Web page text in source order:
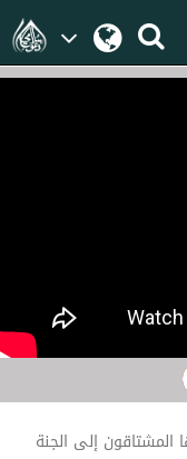
المشتاقون إلى الجنة